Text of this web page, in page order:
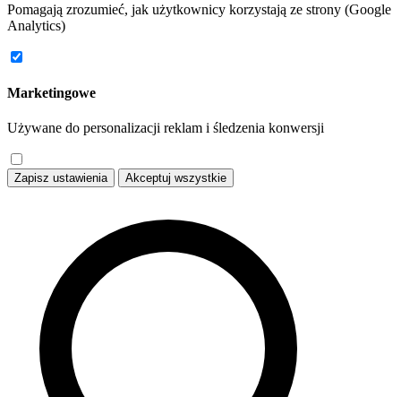
Pomagają zrozumieć, jak użytkownicy korzystają ze strony (Google
Analytics)
Marketingowe
Używane do personalizacji reklam i śledzenia konwersji
Zapisz ustawienia Akceptuj wszystkie